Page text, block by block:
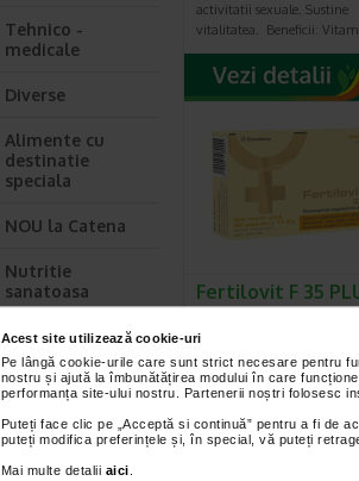
Acest site utilizează cookie-uri
Pe lângă cookie-urile care sunt strict necesare pentru
nostru și ajută la îmbunătățirea modului în care
performanța site-ului nostru. Partenerii noștri folosesc
Puteți face clic pe „Acceptă si continuă” pentru a fi de
puteți modifica preferințele și, în special, vă puteți
Mai multe detalii aici
activitatii sexuale. Sustine
vitalitatea. Beneficii:
Fertilovit F 35
X 30 capsule
Fertilovit F 35 plus
35 plus este un produs
conceput prin intermediul…
Tehnico -
medicale
Diverse
Alimente cu
destinatie
speciala
NOU la Catena
Nutritie
sanatoasa
Ce Oftapic ti se
potriveste
Adora – Adorabili
din prima clipa
Seturi cadou